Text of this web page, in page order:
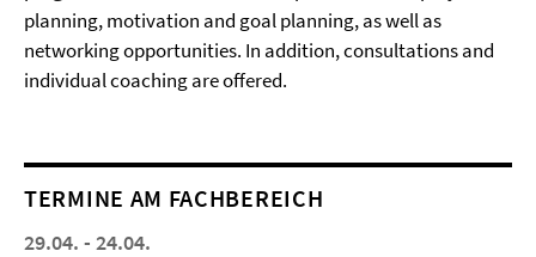
planning, motivation and goal planning, as well as
networking opportunities. In addition, consultations and
individual coaching are offered.
TERMINE AM FACHBEREICH
29.04. - 24.04.